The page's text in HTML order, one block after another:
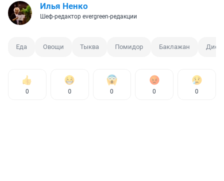
Илья Ненко
Шеф-редактор evergreen-редакции
Еда Овощи Тыква Помидор Баклажан
0 0 0 0 0